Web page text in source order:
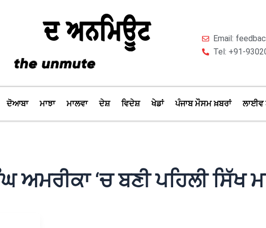
Email:
Tel: +91-
ਦੋਆਬਾ ਮਾਝਾ ਮਾਲਵਾ ਦੇਸ਼ ਵਿਦੇਸ਼ ਖੇਡਾਂ ਪੰਜਾਬ ਮੌਸਮ ਖ਼ਬਰਾਂ ਲਾਈਵ
ਅਮਰੀਕਾ ‘ਚ ਬਣੀ ਪਹਿਲੀ ਸਿੱਖ